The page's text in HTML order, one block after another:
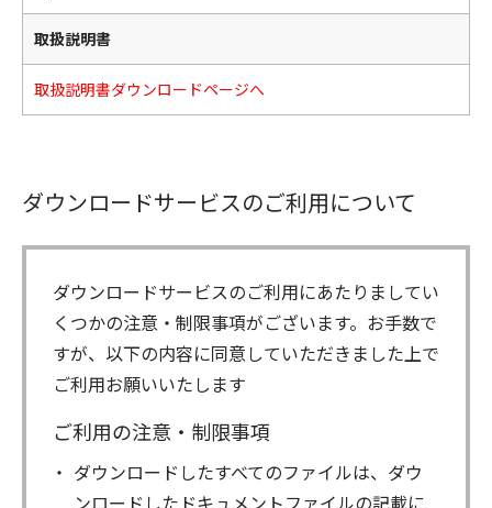
取扱説明書
取扱説明書ダウンロードページへ
ダウンロードサービスのご利用について
ダウンロードサービスのご利用にあたりましてい
くつかの注意・制限事項がございます。お手数で
すが、以下の内容に同意していただきました上で
ご利用お願いいたします
ご利用の注意・制限事項
ダウンロードしたすべてのファイルは、ダウ
ンロードしたドキュメントファイルの記載に